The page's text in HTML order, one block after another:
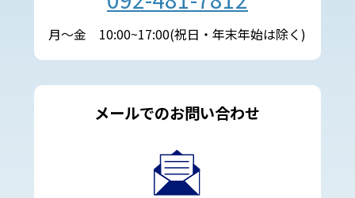
月～金 10:00~17:00(祝日・年末年始は除く)
メールでのお問い合わせ